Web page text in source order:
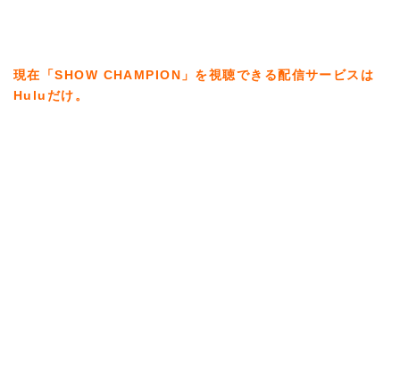
現在「SHOW CHAMPION」を視聴できる配信サービスは
Huluだけ。